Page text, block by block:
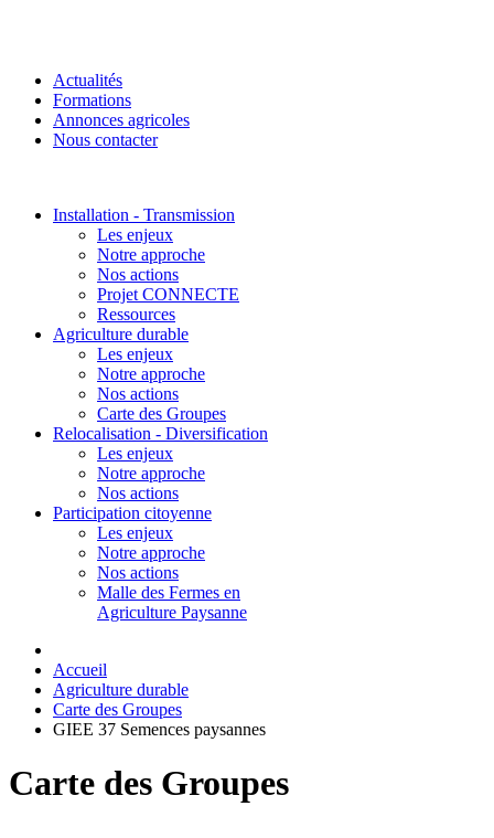
Actualités
Formations
Annonces agricoles
Nous contacter
Installation - Transmission
Les enjeux
Notre approche
Nos actions
Projet CONNECTE
Ressources
Agriculture durable
Les enjeux
Notre approche
Nos actions
Carte des Groupes
Relocalisation - Diversification
Les enjeux
Notre approche
Nos actions
Participation citoyenne
Les enjeux
Notre approche
Nos actions
Malle des Fermes en
Agriculture Paysanne
Accueil
Agriculture durable
Carte des Groupes
GIEE 37 Semences paysannes
Carte des Groupes